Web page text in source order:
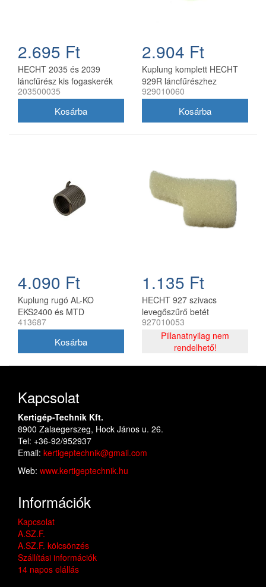
2.695 Ft
HECHT 2035 és 2039
láncfűrész kis fogaskerék
203500035
2.904 Ft
Kuplung komplett HECHT
929R láncfűrészhez
929010060
4.090 Ft
Kuplung rugó AL-KO
EKS2400 és MTD
elektromos fűrészhez
413687
1.135 Ft
HECHT 927 szivacs
levegőszűrő betét
láncfűrészhez
927010053
Pillanatnyilag nem
rendelhető!
Kapcsolat
Kertigép-Technik Kft.
8900 Zalaegerszeg, Hock János u. 26.
Tel: +36-92/952937
Email: kertigeptechnik@gmail.com
Web: www.kertigeptechnik.hu
Információk
Kapcsolat
A.SZ.F.
A.SZ.F. kölcsönzés
Szállítási információk
14 napos elállás